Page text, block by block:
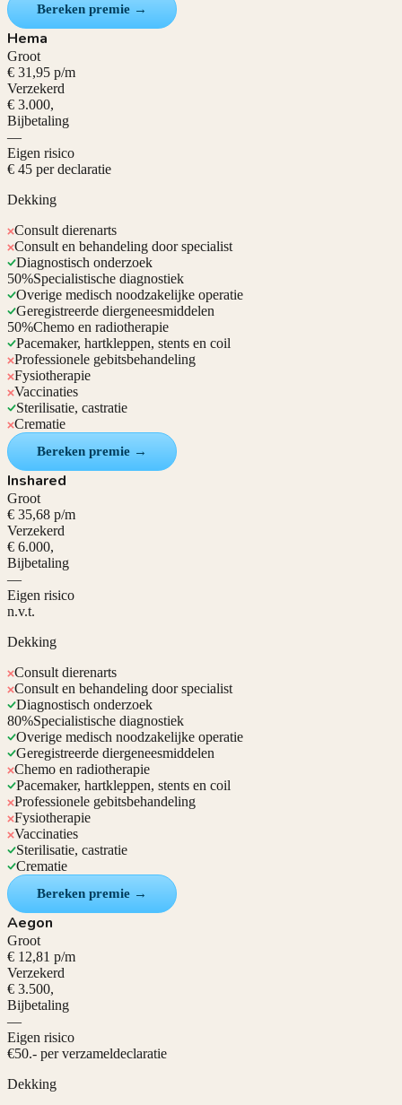
Bereken premie →
Hema
Groot
€ 31,95 p/m
Verzekerd
€ 3.000,
Bijbetaling
—
Eigen risico
€ 45 per declaratie
Dekking
Consult dierenarts
Consult en behandeling door specialist
Diagnostisch onderzoek
50%Specialistische diagnostiek
Overige medisch noodzakelijke operatie
Geregistreerde diergeneesmiddelen
50%Chemo en radiotherapie
Pacemaker, hartkleppen, stents en coil
Professionele gebitsbehandeling
Fysiotherapie
Vaccinaties
Sterilisatie, castratie
Crematie
Bereken premie →
Inshared
Groot
€ 35,68 p/m
Verzekerd
€ 6.000,
Bijbetaling
—
Eigen risico
n.v.t.
Dekking
Consult dierenarts
Consult en behandeling door specialist
Diagnostisch onderzoek
80%Specialistische diagnostiek
Overige medisch noodzakelijke operatie
Geregistreerde diergeneesmiddelen
Chemo en radiotherapie
Pacemaker, hartkleppen, stents en coil
Professionele gebitsbehandeling
Fysiotherapie
Vaccinaties
Sterilisatie, castratie
Crematie
Bereken premie →
Aegon
Groot
€ 12,81 p/m
Verzekerd
€ 3.500,
Bijbetaling
—
Eigen risico
€50.- per verzameldeclaratie
Dekking